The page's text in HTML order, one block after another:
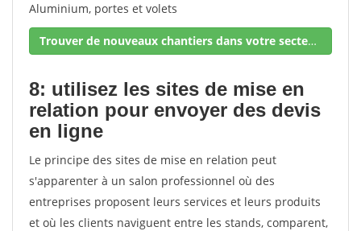
Aluminium, portes et volets
Trouver de nouveaux chantiers dans votre secteur !
8: utilisez les sites de mise en
relation pour envoyer des devis
en ligne
Le principe des sites de mise en relation peut
s'apparenter à un salon professionnel où des
entreprises proposent leurs services et leurs produits
et où les clients naviguent entre les stands, comparent,